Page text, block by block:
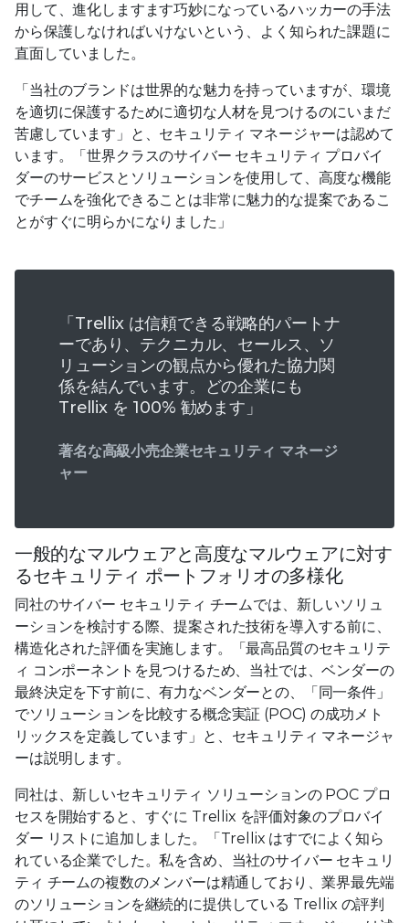
用して、進化しますます巧妙になっているハッカーの手法
から保護しなければいけないという、よく知られた課題に
直面していました。
「当社のブランドは世界的な魅力を持っていますが、環境
を適切に保護するために適切な人材を見つけるのにいまだ
苦慮しています」と、セキュリティ マネージャーは認めて
います。「世界クラスのサイバー セキュリティ プロバイ
ダーのサービスとソリューションを使用して、高度な機能
でチームを強化できることは非常に魅力的な提案であるこ
とがすぐに明らかになりました」
「Trellix は信頼できる戦略的パートナ
ーであり、テクニカル、セールス、ソ
リューションの観点から優れた協力関
係を結んでいます。どの企業にも
Trellix を 100% 勧めます」
著名な高級小売企業セキュリティ マネージ
ャー
一般的なマルウェアと高度なマルウェアに対す
るセキュリティ ポートフォリオの多様化
同社のサイバー セキュリティ チームでは、新しいソリュ
ーションを検討する際、提案された技術を導入する前に、
構造化された評価を実施します。「最高品質のセキュリテ
ィ コンポーネントを見つけるため、当社では、ベンダーの
最終決定を下す前に、有力なベンダーとの、「同一条件」
でソリューションを比較する概念実証 (POC) の成功メト
リックスを定義しています」と、セキュリティ マネージャ
ーは説明します。
同社は、新しいセキュリティ ソリューションの POC プロ
セスを開始すると、すぐに Trellix を評価対象のプロバイ
ダー リストに追加しました。「Trellix はすでによく知ら
れている企業でした。私を含め、当社のサイバー セキュリ
ティ チームの複数のメンバーは精通しており、業界最先端
のソリューションを継続的に提供している Trellix の評判